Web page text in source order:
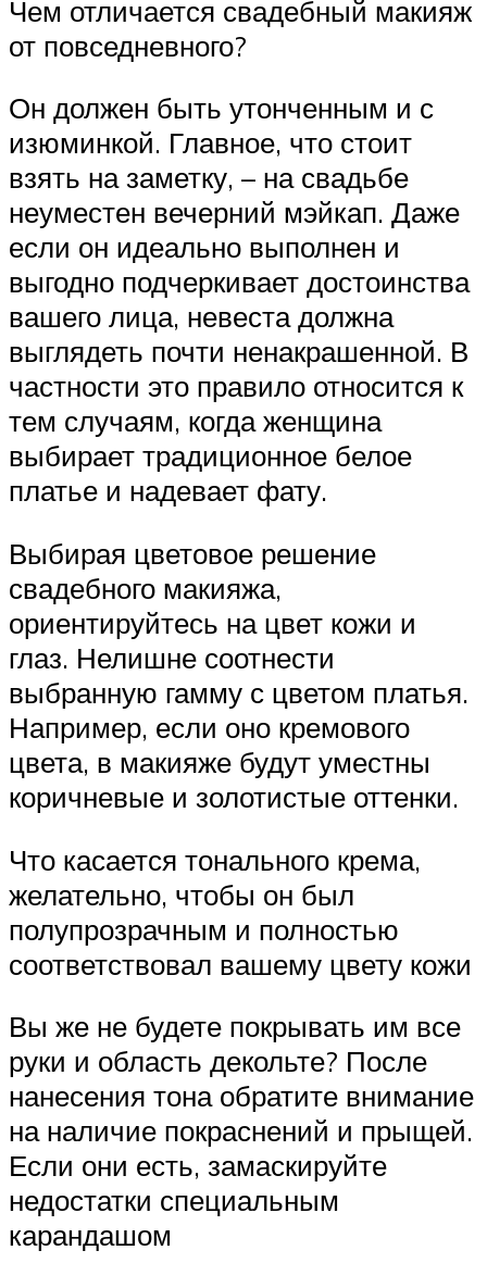
Чем отличается свадебный макияж
от повседневного?
Он должен быть утонченным и с
изюминкой. Главное, что стоит
взять на заметку, – на свадьбе
неуместен вечерний мэйкап. Даже
если он идеально выполнен и
выгодно подчеркивает достоинства
вашего лица, невеста должна
выглядеть почти ненакрашенной. В
частности это правило относится к
тем случаям, когда женщина
выбирает традиционное белое
платье и надевает фату.
Выбирая цветовое решение
свадебного макияжа,
ориентируйтесь на цвет кожи и
глаз. Нелишне соотнести
выбранную гамму с цветом платья.
Например, если оно кремового
цвета, в макияже будут уместны
коричневые и золотистые оттенки.
Что касается тонального крема,
желательно, чтобы он был
полупрозрачным и полностью
соответствовал вашему цвету кожи
Вы же не будете покрывать им все
руки и область декольте? После
нанесения тона обратите внимание
на наличие покраснений и прыщей.
Если они есть, замаскируйте
недостатки специальным
карандашом